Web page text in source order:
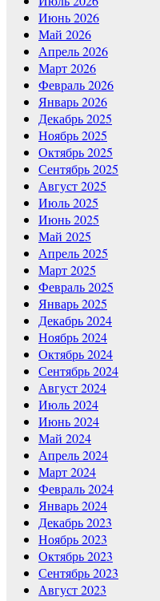
Июнь 2026
Май 2026
Апрель 2026
Март 2026
Февраль 2026
Январь 2026
Декабрь 2025
Ноябрь 2025
Октябрь 2025
Сентябрь 2025
Август 2025
Июль 2025
Июнь 2025
Май 2025
Апрель 2025
Март 2025
Февраль 2025
Январь 2025
Декабрь 2024
Ноябрь 2024
Октябрь 2024
Сентябрь 2024
Август 2024
Июль 2024
Июнь 2024
Май 2024
Апрель 2024
Март 2024
Февраль 2024
Январь 2024
Декабрь 2023
Ноябрь 2023
Октябрь 2023
Сентябрь 2023
Август 2023